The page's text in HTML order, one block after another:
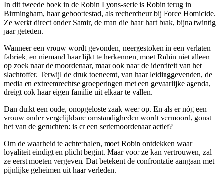
In dit tweede boek in de Robin Lyons-serie is Robin terug in
Birmingham, haar geboortestad, als rechercheur bij Force Homicide.
Ze werkt direct onder Samir, de man die haar hart brak, bijna twintig
jaar geleden.
Wanneer een vrouw wordt gevonden, neergestoken in een verlaten
fabriek, en niemand haar lijkt te herkennen, moet Robin niet alleen
op zoek naar de moordenaar, maar ook naar de identiteit van het
slachtoffer. Terwijl de druk toeneemt, van haar leidinggevenden, de
media en extreemrechtse groeperingen met een gevaarlijke agenda,
dreigt ook haar eigen familie uit elkaar te vallen.
Dan duikt een oude, onopgeloste zaak weer op. En als er nóg een
vrouw onder vergelijkbare omstandigheden wordt vermoord, gonst
het van de geruchten: is er een seriemoordenaar actief?
Om de waarheid te achterhalen, moet Robin ontdekken waar
loyaliteit eindigt en plicht begint. Maar voor ze kan vertrouwen, zal
ze eerst moeten vergeven. Dat betekent de confrontatie aangaan met
pijnlijke geheimen uit haar verleden.